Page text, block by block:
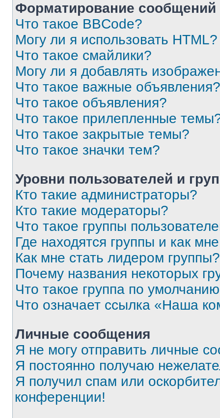
Форматирование
Что такое BBCode?
Могу ли я использовать HTML?
Что такое смайлики?
Могу ли я добавлять
Что такое важные объявления?
Что такое объявления?
Что такое прилепленные
Что такое закрытые темы?
Что такое значки тем?
Уровни пользователей и
Кто такие администраторы?
Кто такие модераторы?
Что такое группы
Где находятся группы и как
Как мне стать лидером группы?
Почему названия некоторых
Что такое группа по
Что означает ссылка «Наша
Личные сообщения
Я не могу отправить личные
Я постоянно получаю
Я получил спам или
конференции!